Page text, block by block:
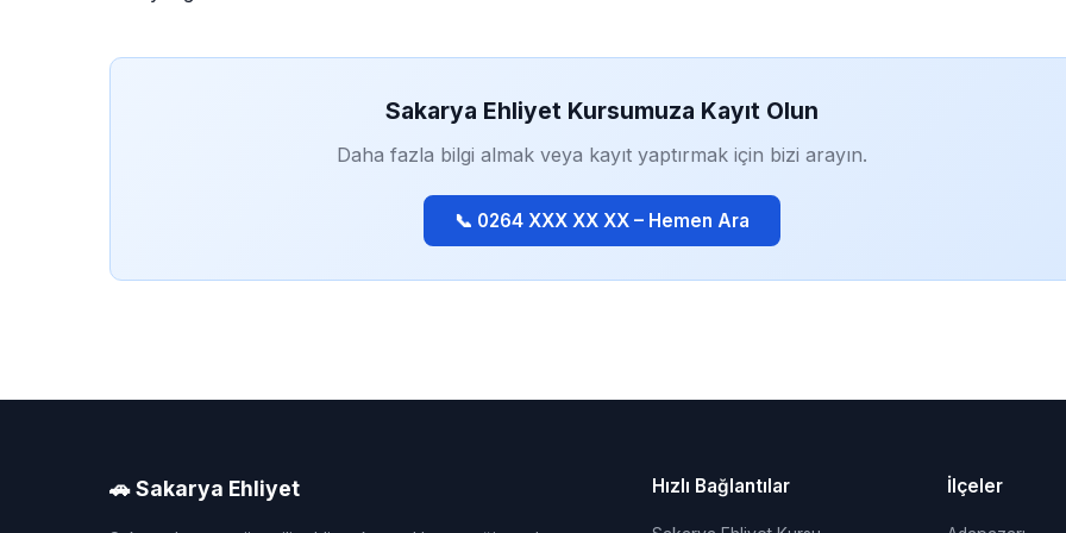
Sakarya Ehliyet Kursumuza Kayıt Olun
Daha fazla bilgi almak veya kayıt yaptırmak için bizi arayın.
📞 0264 XXX XX XX – Hemen Ara
🚗 Sakarya Ehliyet Hızlı Bağlantılar İlçeler